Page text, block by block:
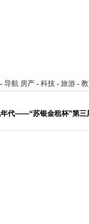
- 导航 房产 - 科技 - 旅游 -
代——“苏银金租杯”第三